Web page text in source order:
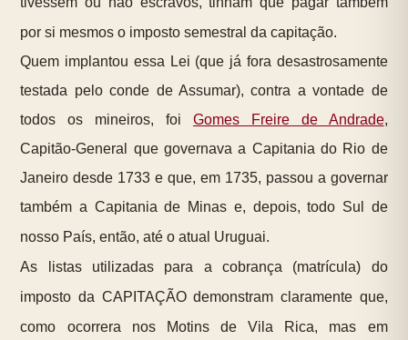
por si mesmos o imposto semestral da capitação.
Quem implantou essa Lei (que já fora desastrosamente
testada pelo conde de Assumar), contra a vontade de
todos os mineiros, foi Gomes Freire de Andrade,
Capitão-General que governava a Capitania do Rio de
Janeiro desde 1733 e que, em 1735, passou a governar
também a Capitania de Minas e, depois, todo Sul de
nosso País, então, até o atual Uruguai.
As listas utilizadas para a cobrança (matrícula) do
imposto da CAPITAÇÃO demonstram claramente que,
como ocorrera nos Motins de Vila Rica, mas em